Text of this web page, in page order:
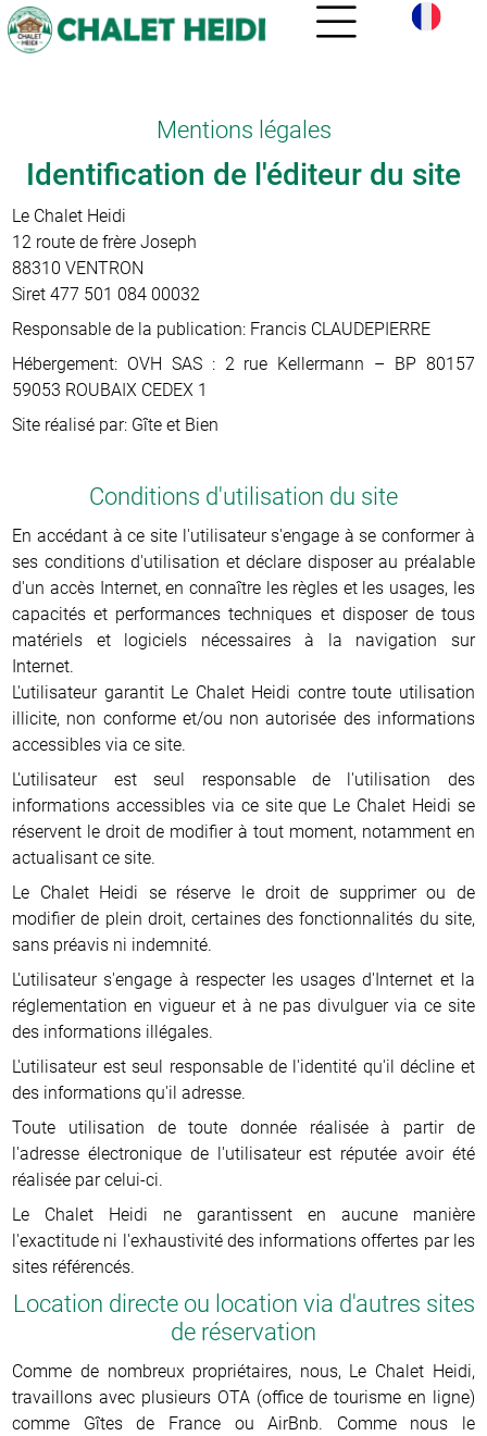
Mentions légales
Identification de l'éditeur du site
Le Chalet Heidi
12 route de frère Joseph
88310 VENTRON
Siret 477 501 084 00032
Responsable de la publication: Francis CLAUDEPIERRE
Hébergement: OVH SAS : 2 rue Kellermann – BP 80157
59053 ROUBAIX CEDEX 1
Site réalisé par: Gîte et Bien
Conditions d'utilisation du site
En accédant à ce site l'utilisateur s'engage à se conformer à
ses conditions d'utilisation et déclare disposer au préalable
d'un accès Internet, en connaître les règles et les usages, les
capacités et performances techniques et disposer de tous
matériels et logiciels nécessaires à la navigation sur
Internet.
L'utilisateur garantit Le Chalet Heidi contre toute utilisation
illicite, non conforme et/ou non autorisée des informations
accessibles via ce site.
L'utilisateur est seul responsable de l'utilisation des
informations accessibles via ce site que Le Chalet Heidi se
réservent le droit de modifier à tout moment, notamment en
actualisant ce site.
Le Chalet Heidi se réserve le droit de supprimer ou de
modifier de plein droit, certaines des fonctionnalités du site,
sans préavis ni indemnité.
L'utilisateur s'engage à respecter les usages d'Internet et la
réglementation en vigueur et à ne pas divulguer via ce site
des informations illégales.
L'utilisateur est seul responsable de l'identité qu'il décline et
des informations qu'il adresse.
Toute utilisation de toute donnée réalisée à partir de
l'adresse électronique de l'utilisateur est réputée avoir été
réalisée par celui-ci.
Le Chalet Heidi ne garantissent en aucune manière
l'exactitude ni l'exhaustivité des informations offertes par les
sites référencés.
Location directe ou location via d'autres sites
de réservation
Comme de nombreux propriétaires, nous, Le Chalet Heidi,
travaillons avec plusieurs OTA (office de tourisme en ligne)
comme Gîtes de France ou AirBnb. Comme nous le